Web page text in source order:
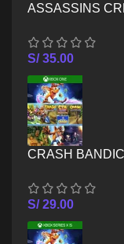
ASSASSINS
S/35.00
CRASH
S/29.00